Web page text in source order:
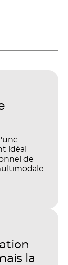
idéal
de
la